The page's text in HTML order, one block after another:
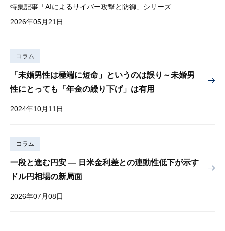
特集記事「AIによるサイバー攻撃と防御」シリーズ
2026年05月21日
コラム
「未婚男性は極端に短命」というのは誤り～未婚男
性にとっても「年金の繰り下げ」は有用
2024年10月11日
コラム
一段と進む円安 — 日米金利差との連動性低下が示す
ドル円相場の新局面
2026年07月08日